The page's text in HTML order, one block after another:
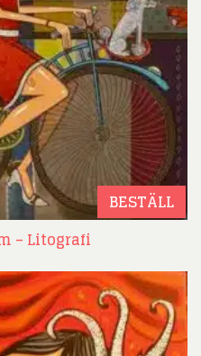
BESTÄLL
– Litografi